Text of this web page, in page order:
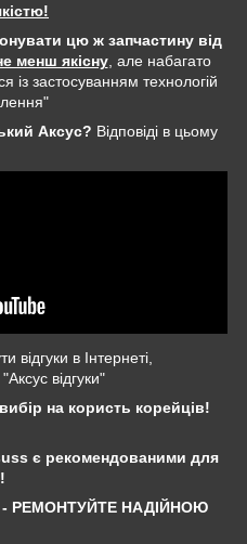
цю ж запчастину від
менш якісну, але набагато
застосуванням технологій
Аксус? Відповіді в цьому
в Інтернеті,
відгуки"
на користь корейців!
є рекомендованими для
- РЕМОНТУЙТЕ НАДІЙНОЮ